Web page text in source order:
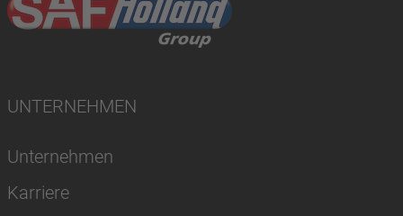
UNTERNEHMEN
Unternehmen
Karriere